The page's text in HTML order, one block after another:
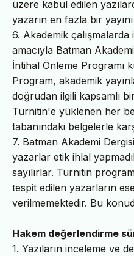
üzere kabul edilen
yazarın en fazla bir
6. Akademik
amacıyla Batman
İntihal Önleme Programı
Program, akademik
doğrudan ilgili kapsamlı
Turnitin'e yüklenen her
tabanındaki belgelerle
7. Batman Akademi
yazarlar etik ihlal
sayılırlar. Turnitin
tespit edilen yazarların
verilmemektedir. Bu
Hakem değerlendirme
1. Yazıların inceleme ve